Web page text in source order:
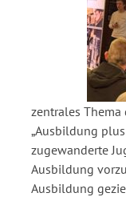
zentrales Thema
„Ausbildung plus
zugewanderte
Ausbildung
Ausbildung